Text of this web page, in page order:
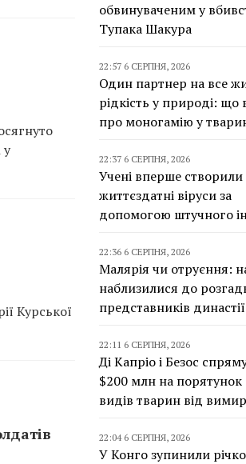
у
Курської
обвинуваченим у
Тупака Шакура
22:57 6 СЕРПНЯ, 2026
Один партнер на все
рідкість у природі: що
про моногамію у
22:37 6 СЕРПНЯ, 2026
Учені вперше створили
життєздатні віруси за
допомогою штучного
22:36 6 СЕРПНЯ, 2026
Малярія чи отруєння:
наблизилися до
представників
22:11 6 СЕРПНЯ, 2026
Ді Капріо і Безос
$200 млн на порятунок
видів тварин від
22:04 6 СЕРПНЯ, 2026
У Конго зупинили